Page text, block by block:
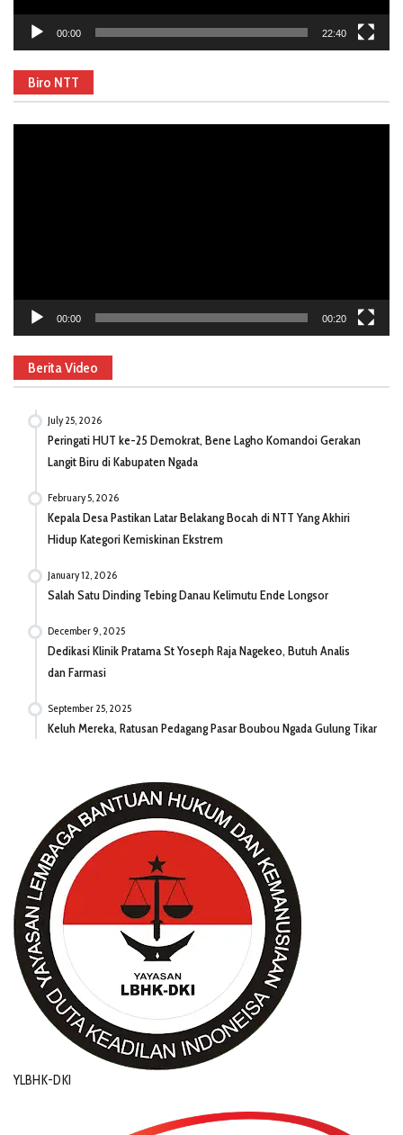
00:00 22:40
Biro NTT
00:00 00:20
Berita Video
July 25, 2026
Peringati HUT ke-25 Demokrat, Bene Lagho Komandoi Gerakan
Langit Biru di Kabupaten Ngada
February 5, 2026
Kepala Desa Pastikan Latar Belakang Bocah di NTT Yang Akhiri
Hidup Kategori Kemiskinan Ekstrem
January 12, 2026
Salah Satu Dinding Tebing Danau Kelimutu Ende Longsor
December 9, 2025
Dedikasi Klinik Pratama St Yoseph Raja Nagekeo, Butuh Analis
dan Farmasi
September 25, 2025
Keluh Mereka, Ratusan Pedagang Pasar Boubou Ngada Gulung Tikar
YLBHK-DKI